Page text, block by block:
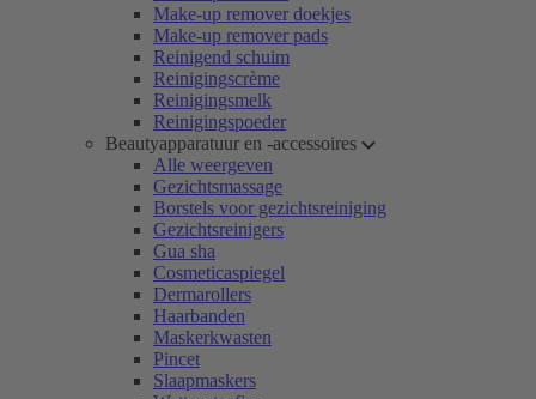
Make-up remover doekjes
Make-up remover pads
Reinigend schuim
Reinigingscrème
Reinigingsmelk
Reinigingspoeder
Beautyapparatuur en -accessoires
Alle weergeven
Gezichtsmassage
Borstels voor gezichtsreiniging
Gezichtsreinigers
Gua sha
Cosmeticaspiegel
Dermarollers
Haarbanden
Maskerkwasten
Pincet
Slaapmaskers